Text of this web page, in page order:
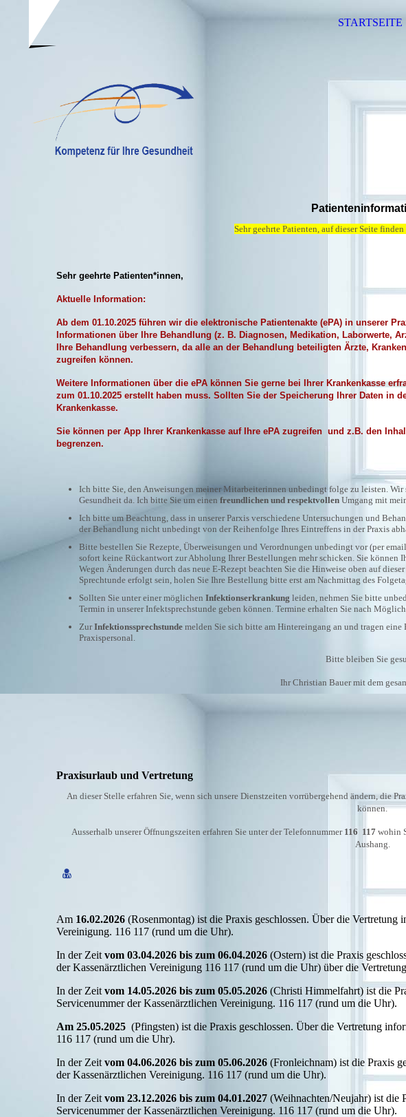
STARTSEITE
Sehr geehrte Patienten, auf dieser Seite
Sehr geehrte Patienten*innen,
Aktuelle Information:
Ab dem 01.10.2025 führen wir die elektronische Patientenakte (ePA) in unserer
Informationen über Ihre Behandlung (z. B. Diagnosen, Medikation, Laborwerte,
Ihre Behandlung verbessern, da alle an der Behandlung beteiligten Ärzte,
zugreifen können.
Weitere Informationen über die ePA können Sie gerne bei Ihrer Krankenkasse
zum 01.10.2025 erstellt haben muss. Sollten Sie der Speicherung Ihrer Daten in
Krankenkasse.
Sie können per App Ihrer Krankenkasse auf Ihre ePA zugreifen und z.B. den
begrenzen.
Ich bitte Sie, den Anweisungen meiner Mitarbeiterinnen unbedingt folge zu leisten.
Gesundheit da. Ich bitte Sie um einen freundlichen und respektvollen Umgang mit
Ich bitte um Beachtung, dass in unserer Parxis verschiedene Untersuchungen und
der Behandlung nicht unbedingt von der Reihenfolge Ihres Eintreffens in der Praxis
Bitte bestellen Sie Rezepte, Überweisungen und Verordnungen unbedingt vor (per
sofort keine Rückantwort zur Abholung Ihrer Bestellungen mehr schicken. Sie können
Wegen Änderungen durch das neue E-Rezept beachten Sie die Hinweise oben auf
Sprechtunde erfolgt sein, holen Sie Ihre Bestellung bitte erst am Nachmittag des
Sollten Sie unter einer möglichen Infektionserkrankung leiden, nehmen Sie bitte
Termin in unserer Infektsprechstunde geben können. Termine erhalten Sie nach
ZurInfektionssprechstunde melden Sie sich bitte am Hintereingang an und tragen eine
Praxispersonal.
Bitte bleiben Sie
Ihr Christian Bauer mit dem
Praxisurlaub und Vertretung
An dieser Stelle erfahren Sie, wenn sich unsere Dienstzeiten vorrübergehend ändern, die
können.
Ausserhalb unserer Öffnungszeiten erfahren Sie unter der Telefonnummer 116 117 wohin
Aushang.
Am 16.02.2026 (Rosenmontag) ist die Praxis geschlossen. Über die
Vereinigung. 116 117 (rund um die Uhr).
In der Zeit vom 03.04.2026 bis zum 06.04.2026 (Ostern) ist die Praxis
der Kassenärztlichen Vereinigung 116 117 (rund um die Uhr) über die
In der Zeit vom 14.05.2026 bis zum 05.05.2026 (Christi Himmelfahrt) ist die
Servicenummer der Kassenärztlichen Vereinigung. 116 117 (rund um die Uhr).
Am 25.05.2025 (Pfingsten) ist die Praxis geschlossen. Über die Vertretung
116 117 (rund um die Uhr).
In der Zeit vom 04.06.2026 bis zum 05.06.2026 (Fronleichnam) ist die Praxis
der Kassenärztlichen Vereinigung. 116 117 (rund um die Uhr).
In der Zeit vom 23.12.2026 bis zum 04.01.2027 (Weihnachten/Neujahr) ist die
Servicenummer der Kassenärztlichen Vereinigung. 116 117 (rund um die Uhr).